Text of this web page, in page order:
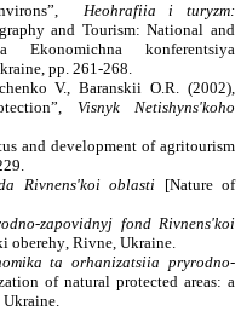
Heohrafiia i turyzm:
and Tourism: National and
Ekonomichna konferentsіya
pp. 261-268.
V., Baranskii O.R. (2002),
Visnyk Netishyns'koho
and development of agritourism
Rivnens'koi oblasti [Nature of
zapovidnyj fond Rivnens'koi
oberehy , Rivne, Ukraine.
ta orhanizatsiia pryrodno-
of natural protected areas: a